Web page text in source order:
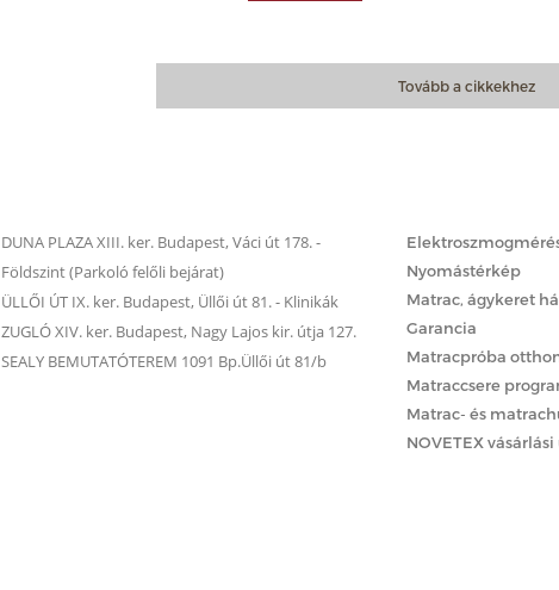
Tovább a cikkekhez
DUNA PLAZA XIII. ker. Budapest, Váci út 178. -
Földszint (Parkoló felőli bejárat)
ÜLLŐI ÚT IX. ker. Budapest, Üllői út 81. - Klinikák
ZUGLÓ XIV. ker. Budapest, Nagy Lajos kir. útja 127.
SEALY BEMUTATÓTEREM 1091 Bp.Üllői út 81/b
Nyomástérkép
Matrac, ágykeret
Garancia
Matracpróba
Matraccsere
Matrac- és
NOVETEX